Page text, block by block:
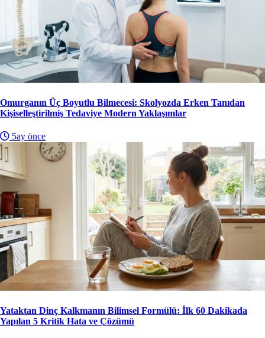
Omurganın Üç Boyutlu Bilmecesi: Skolyozda Erken Tanıdan
Kişiselleştirilmiş Tedaviye Modern Yaklaşımlar
5ay önce
Yataktan Dinç Kalkmanın Bilimsel Formülü: İlk 60 Dakikada
Yapılan 5 Kritik Hata ve Çözümü